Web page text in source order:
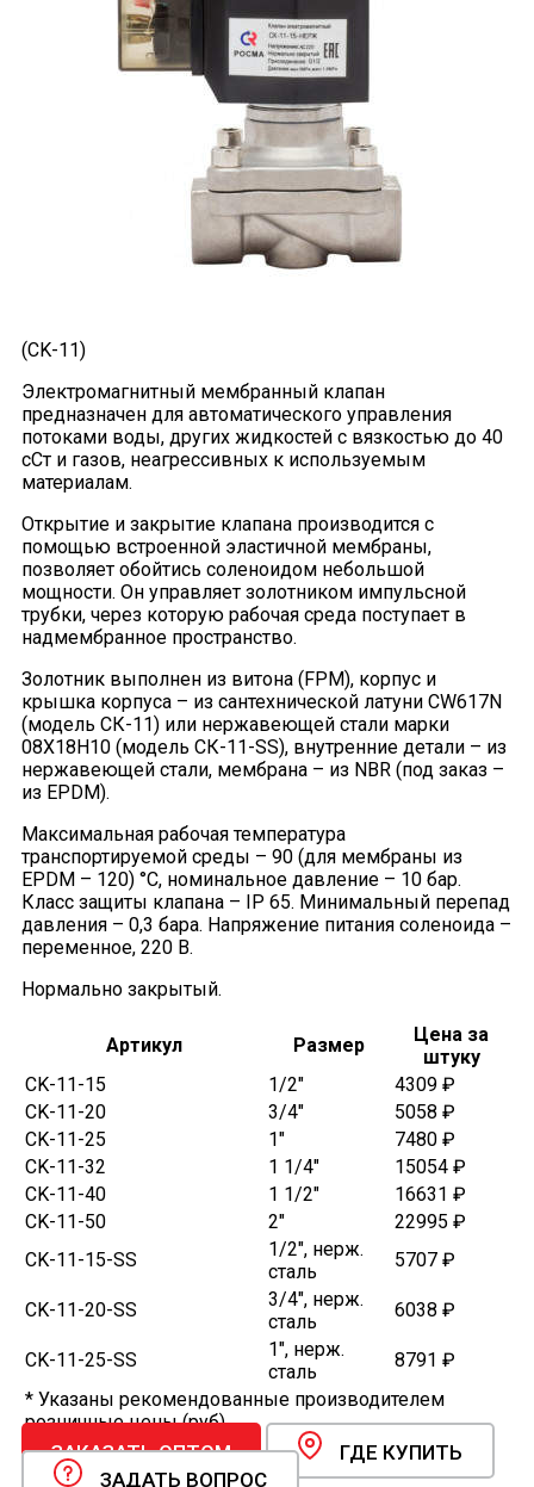
(CK-11)
Электромагнитный мембранный клапан
предназначен для автоматического управления
потоками воды, других жидкостей с вязкостью до 40
сСт и газов, неагрессивных к используемым
материалам.
Открытие и закрытие клапана производится с
помощью встроенной эластичной мембраны,
позволяет обойтись соленоидом небольшой
мощности. Он управляет золотником импульсной
трубки, через которую рабочая среда поступает в
надмембранное пространство.
Золотник выполнен из витона (FPM), корпус и
крышка корпуса – из сантехнической латуни CW617N
(модель СК-11) или нержавеющей стали марки
08Х18Н10 (модель СК-11-SS), внутренние детали – из
нержавеющей стали, мембрана – из NBR (под заказ –
из EPDM).
Максимальная рабочая температура
транспортируемой среды – 90 (для мембраны из
EPDM – 120) °C, номинальное давление – 10 бар.
Класс защиты клапана – IP 65. Минимальный перепад
давления – 0,3 бара. Напряжение питания соленоида –
переменное, 220 В.
Нормально закрытый.
Артикул Размер
Цена за
штуку
CK-11-15
1/2"
4309 ₽
CK-11-20
3/4"
5058 ₽
CK-11-25
1"
7480 ₽
CK-11-32
1 1/4"
15054 ₽
CK-11-40
1 1/2"
16631 ₽
CK-11-50
2"
22995 ₽
CK-11-15-SS
1/2", нерж.
сталь
5707 ₽
CK-11-20-SS
3/4", нерж.
сталь
6038 ₽
CK-11-25-SS
1", нерж.
сталь
8791 ₽
* Указаны рекомендованные производителем
розничные цены (руб).
ЗАКАЗАТЬ ОПТОМ
ГДЕ КУПИТЬ
ЗАДАТЬ ВОПРОС